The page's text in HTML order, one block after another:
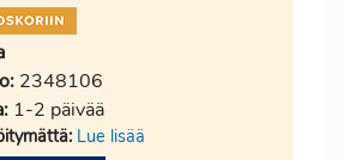
2348106
1-2 päivää
Lue lisää